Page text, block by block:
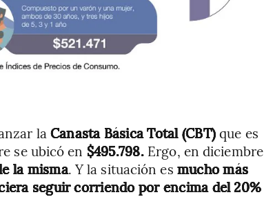
laCanasta Básica Total (CBT)que es
se ubicó en $495.798. Ergo, en diciembre
la misma. Y la situación es mucho más
seguir corriendo por encima del 20%